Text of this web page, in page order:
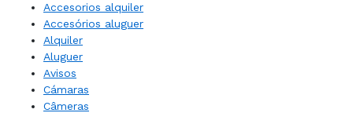
Accesorios alquiler
Accesórios aluguer
Alquiler
Aluguer
Avisos
Cámaras
Câmeras